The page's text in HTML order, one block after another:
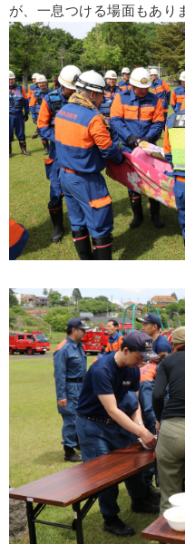
が、一息つける場面もあり